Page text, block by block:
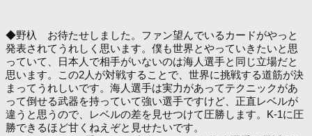
◆野杁 お待たせしました。ファン望んでいるカードがやっと
発表されてうれしく思います。僕も世界とやっていきたいと思
っていて、日本人で相手がいないのは海人選手と同じ立場だと
思います。この2人が対戦することで、世界に挑戦する道筋が決
まってうれしいです。海人選手は実力があってテクニックがあ
って倒せる武器を持っていて強い選手ですけど、正直レベルが
違うと思うので、レベルの差を見せつけて圧勝します。K-1に圧
勝できるほど甘くねえぞと見せたいです。